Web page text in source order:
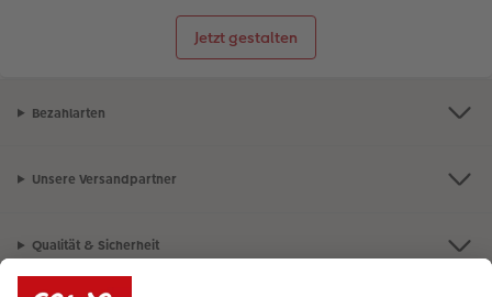
Jetzt gestalten
Bezahlarten
Unsere Versandpartner
Qualität & Sicherheit